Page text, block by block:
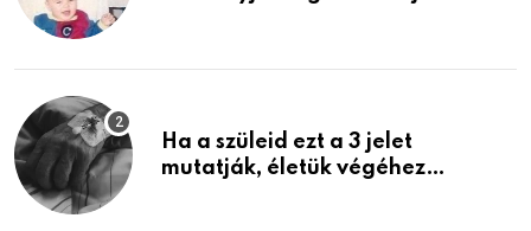
Ha a szüleid ezt a 3 jelet
mutatják, életük végéhez